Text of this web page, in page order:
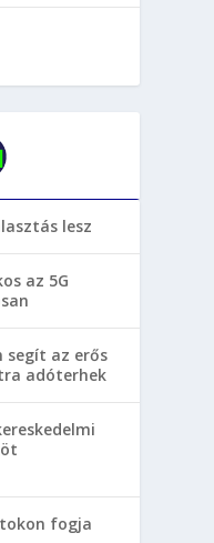
lesz
az 5G
segít az erős
adóterhek
fogja